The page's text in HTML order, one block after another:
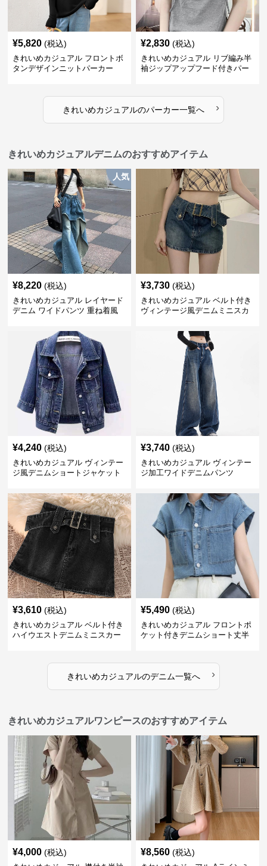
¥5,820 (税込)
きれいめカジュアル フロントボ
タンデザインニットパーカー
¥2,830 (税込)
きれいめカジュアル リブ編み半
袖ジップアップフード付きパー
きれいめカジュアルのパーカー一覧へ ›
きれいめカジュアルデニムのおすすめアイテム
人気
¥8,220 (税込)
きれいめカジュアル レイヤード
デニム ワイドパンツ 重ね着風
¥3,730 (税込)
きれいめカジュアル ベルト付き
ヴィンテージ風デニムミニスカ
¥4,240 (税込)
きれいめカジュアル ヴィンテー
ジ風デニムショートジャケット
¥3,740 (税込)
きれいめカジュアル ヴィンテー
ジ加工ワイドデニムパンツ
¥3,610 (税込)
きれいめカジュアル ベルト付き
ハイウエストデニムミニスカー
¥5,490 (税込)
きれいめカジュアル フロントポ
ケット付きデニムショート丈半
きれいめカジュアルのデニム一覧へ ›
きれいめカジュアルワンピースのおすすめアイテム
¥4,000 (税込) ¥8,560 (税込)